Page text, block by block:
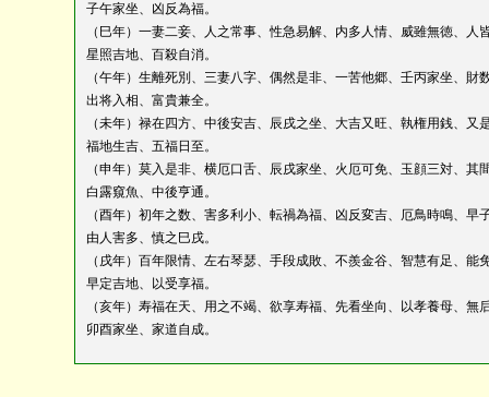
子午家坐、凶反為福。
（巳年）一妻二妾、人之常事、性急易解、内多人情、威雖無徳、人
星照吉地、百殺自消。
（午年）生離死別、三妻八字、偶然是非、一苦他郷、壬丙家坐、財
出将入相、富貴兼全。
（未年）禄在四方、中後安吉、辰戌之坐、大吉又旺、執権用銭、又
福地生吉、五福日至。
（申年）莫入是非、横厄口舌、辰戌家坐、火厄可免、玉顔三対、其
白露窺魚、中後亨通。
（酉年）初年之数、害多利小、転禍為福、凶反変吉、厄鳥時鳴、早
由人害多、慎之巳戌。
（戌年）百年限情、左右琴瑟、手段成敗、不羨金谷、智慧有足、能
早定吉地、以受享福。
（亥年）寿福在天、用之不竭、欲享寿福、先看坐向、以孝養母、無
卯酉家坐、家道自成。